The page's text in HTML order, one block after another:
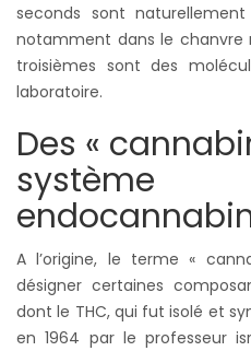
seconds sont
notamment dans le chanvre
troisièmes sont des
laboratoire.
Des «
système
A l’origine, le terme «
désigner certaines
dont le THC, qui fut isolé et
en 1964 par le professeur